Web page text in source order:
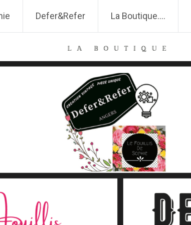
Defer&Refer La Boutique….